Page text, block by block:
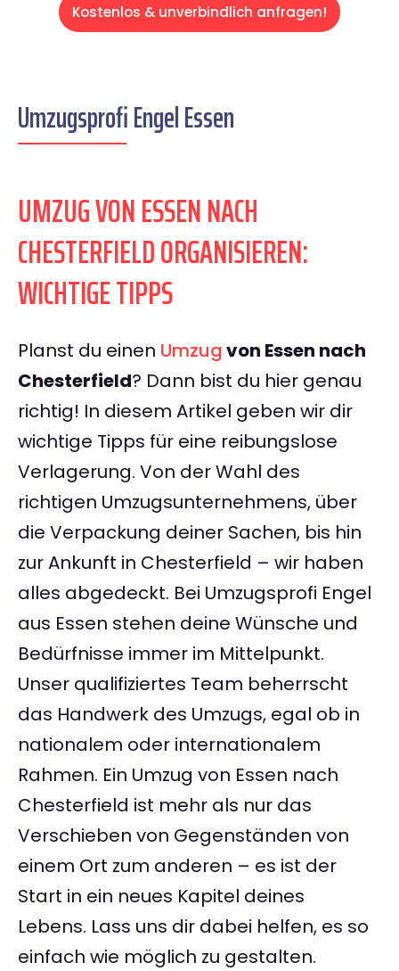
Kostenlos & unverbindlich anfragen!
Umzugsprofi Engel Essen
UMZUG VON ESSEN NACH
CHESTERFIELD ORGANISIEREN:
WICHTIGE TIPPS
Planst du einen Umzugvon Essen nach
Chesterfield? Dann bist du hier genau
richtig! In diesem Artikel geben wir dir
wichtige Tipps für eine reibungslose
Verlagerung. Von der Wahl des
richtigen Umzugsunternehmens, über
die Verpackung deiner Sachen, bis hin
zur Ankunft in Chesterfield – wir haben
alles abgedeckt. Bei Umzugsprofi Engel
aus Essen stehen deine Wünsche und
Bedürfnisse immer im Mittelpunkt.
Unser qualifiziertes Team beherrscht
das Handwerk des Umzugs, egal ob in
nationalem oder internationalem
Rahmen. Ein Umzug von Essen nach
Chesterfield ist mehr als nur das
Verschieben von Gegenständen von
einem Ort zum anderen – es ist der
Start in ein neues Kapitel deines
Lebens. Lass uns dir dabei helfen, es so
einfach wie möglich zu gestalten.